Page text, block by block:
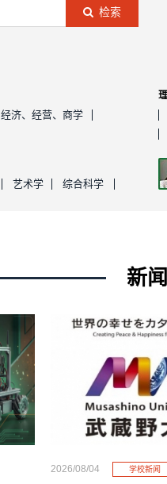
检索
经济、经营、商学
艺术学 综合科学
新闻
2026/08/04 学校新闻